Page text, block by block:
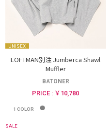
UNISEX
LOFTMAN別注 Jumberca Shawl
Muffler
BATONER
PRICE : ￥10,780
1 COLOR
SALE